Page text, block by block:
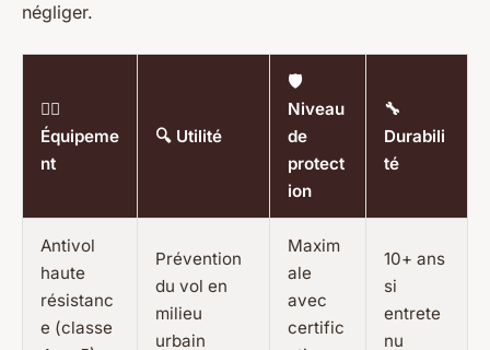
négliger.
🚴‍♂️
Équipeme
nt
🔍 Utilité
🛡️
Niveau
de
protect
ion
🔧
Durabili
té
Antivol
haute
résistanc
e (classe
Prévention
du vol en
milieu
urbain
Maxim
ale
avec
certific
10+ ans
si
entrete
nu